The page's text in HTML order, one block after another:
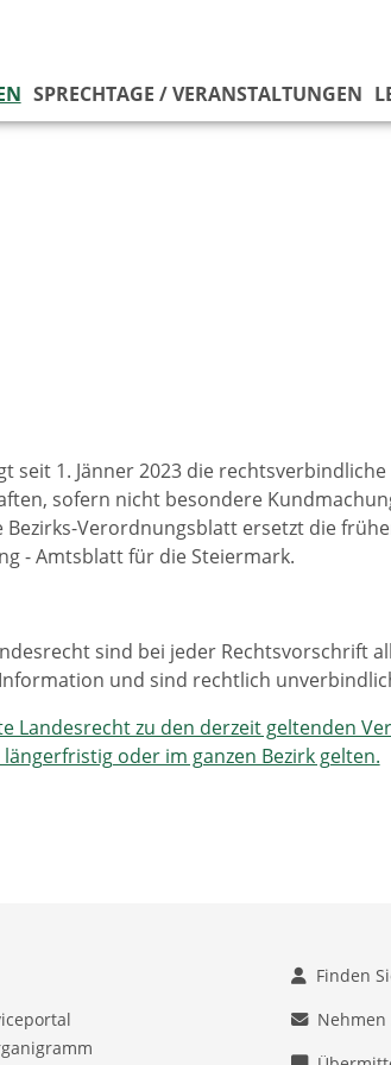
SPRECHTAGE / VERANSTALTUNGEN
seit 1. Jänner 2023 die
sofern nicht besondere
Verordnungsblatt ersetzt die
- Amtsblatt für die Steiermark.
sind bei jeder Rechtsvorschrift
und sind rechtlich
Landesrecht zu den derzeit geltenden
oder im ganzen Bezirk gelten.
Finden